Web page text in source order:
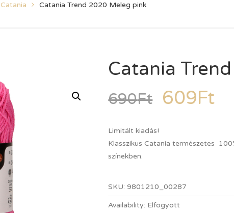
Catania Catania Trend 2020 Meleg pink
Catania
690Ft 609Ft
Limitált kiadás!
Klasszikus Catania természetes
színekben.
SKU: 9801210_00287
Availability: Elfogyott